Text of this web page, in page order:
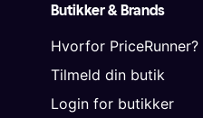
Butikker & Brands
Hvorfor PriceRunner?
Tilmeld din butik
Login for butikker